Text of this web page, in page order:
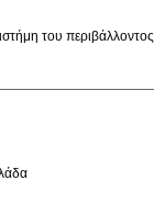
του περιβάλλοντος